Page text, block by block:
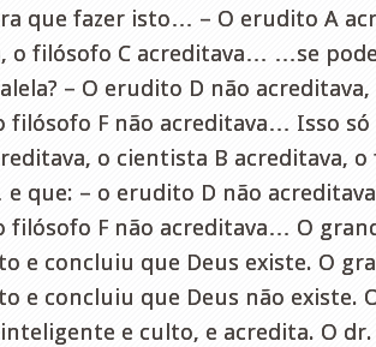
que fazer isto… – O erudito A
o filósofo C acreditava… …se
– O erudito D não
filósofo F não acreditava… Isso
o cientista B acreditava, o
que: – o erudito D não
filósofo F não acreditava… O
e concluiu que Deus existe. O
e concluiu que Deus não existe.
e culto, e acredita. O